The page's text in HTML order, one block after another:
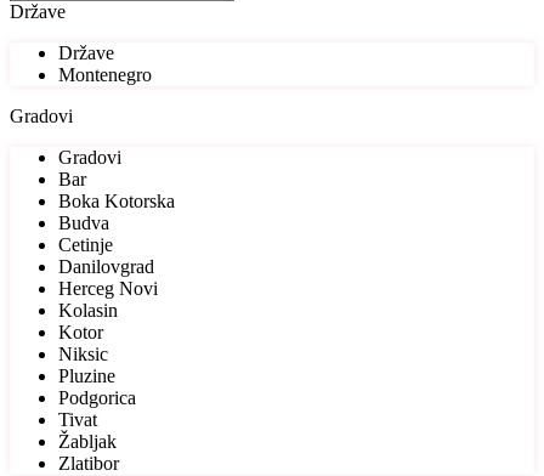
Države
Države
Montenegro
Gradovi
Gradovi
Bar
Boka Kotorska
Budva
Cetinje
Danilovgrad
Herceg Novi
Kolasin
Kotor
Niksic
Pluzine
Podgorica
Tivat
Žabljak
Zlatibor